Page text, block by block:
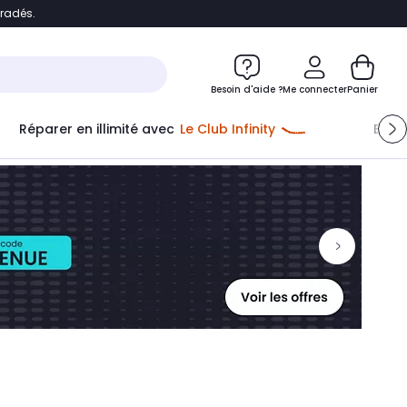
Besoin d'aide ?Me connecterPanier
Réparer en illimité avec Le Club Infinity